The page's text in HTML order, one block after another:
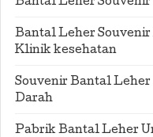
Bantal Leher
Bantal Leher
Klinik kesehatan
Souvenir Bantal
Darah
Pabrik Bantal Leher